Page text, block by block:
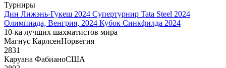
Турниры
Дин Лижэнь-Гукеш 2024 Супертурнир Tata Steel 2024
Олимпиада, Венгрия, 2024 Кубок Синкфилда 2024
10-ка лучших шахматистов мира
Магнус КарлсенНорвегия
2831
Каруана ФабианоСША